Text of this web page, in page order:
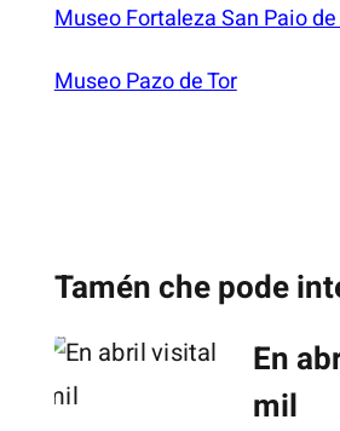
Museo Fortaleza San Paio
Museo Pazo de Tor
Tamén che pode
En
mil